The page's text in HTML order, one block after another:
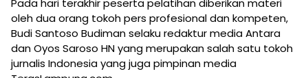
Pada hari terakhir peserta pelatihan diberikan materi
oleh dua orang tokoh pers profesional dan kompeten,
Budi Santoso Budiman selaku redaktur media Antara
dan Oyos Saroso HN yang merupakan salah satu tokoh
jurnalis Indonesia yang juga pimpinan media